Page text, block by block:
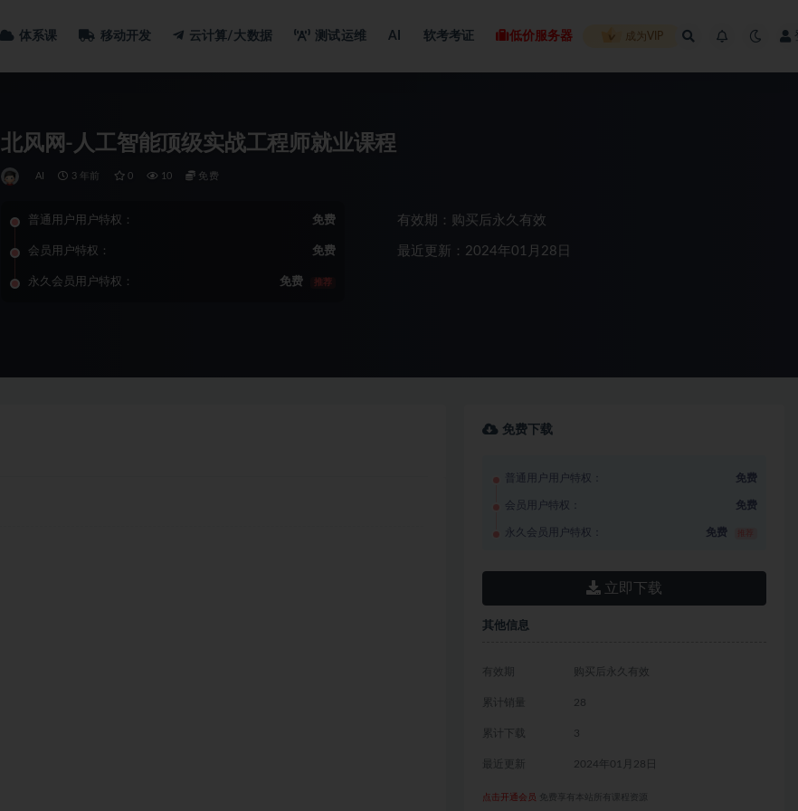
体系课 移动开发 云计算/大数据 测试运维 AI 软考考证 低价服务器 成为VIP
北风网-人工智能顶级实战工程师就业课程
AI 3 年前 0 10 免费
普通用户用户特权： 免费
会员用户特权： 免费
永久会员用户特权： 免费 推荐
有效期：购买后永久有效
最近更新：2024年01月28日
免费下载
普通用户用户特权： 免费
会员用户特权： 免费
永久会员用户特权： 免费
立即下载
其他信息
有效期 购买后永久有效
累计销量 28
累计下载 3
最近更新 2024年01月28日
点击开通会员 免费享有本站所有课程资源